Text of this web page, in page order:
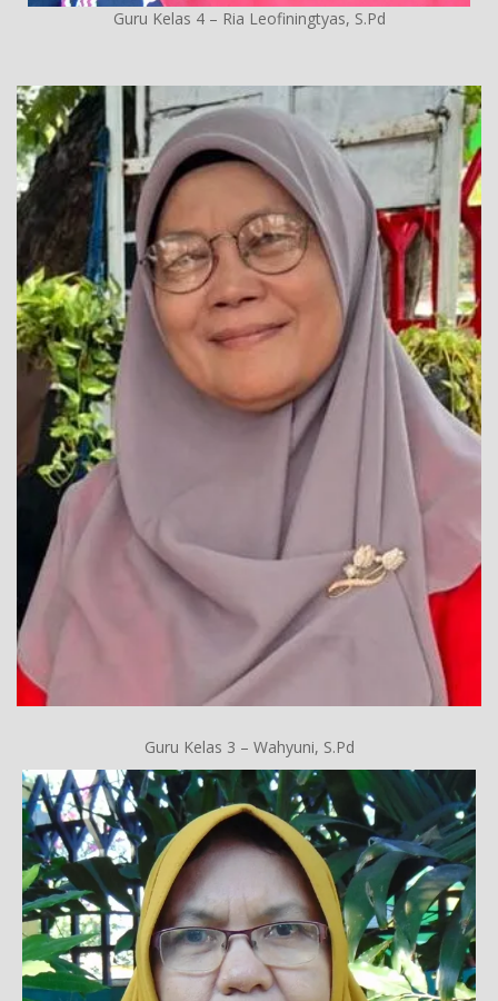
Guru Kelas 4 – Ria Leofiningtyas, S.Pd
Guru Kelas 3 – Wahyuni, S.Pd